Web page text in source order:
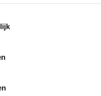
de volgende maten:
240 ml
= 20 ml
= 5 ml